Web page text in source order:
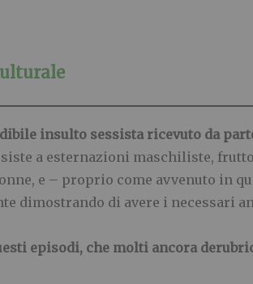
insulto sessista ricevuto da
a esternazioni maschiliste,
e – proprio come avvenuto in
dimostrando di avere i necessari
episodi, che molti ancora